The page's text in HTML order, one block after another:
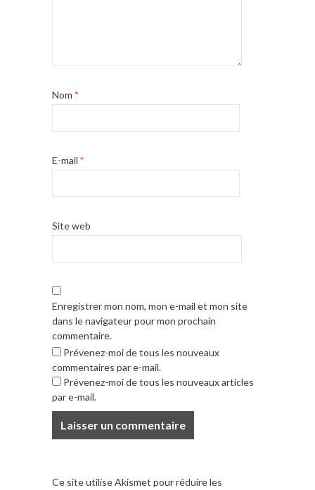
Nom *
E-mail *
Site web
Enregistrer mon nom, mon e-mail et mon site
dans le navigateur pour mon prochain
commentaire.
Prévenez-moi de tous les nouveaux
commentaires par e-mail.
Prévenez-moi de tous les nouveaux articles
par e-mail.
Ce site utilise Akismet pour réduire les